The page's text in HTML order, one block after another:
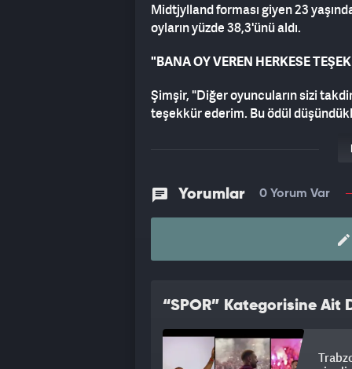
Midtjylland forması giyen 23
oyların yüzde 38,3'ünü aldı.
"BANA OY VEREN HERKESE
Şimşir, "Diğer oyuncuların sizi
teşekkür ederim. Bu ödül
Danimarka Süper Lig'de yılın
oylarıyla belirleniyor.
Daha önce A Milli Takım aday
GALATASARAY VE
Yorumlar 0 Yorum Var
“SPOR” Kategorisine Ait